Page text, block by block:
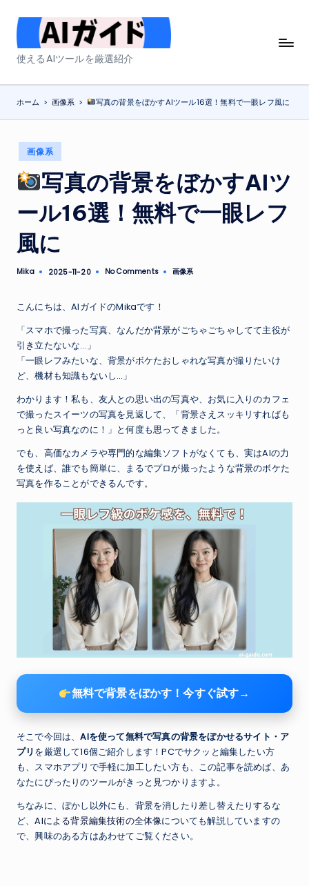
Skip
content
A
ガ
イ
ド
使えるAIツールを厳選紹介
ホーム > 画像系 > 写真の背景をぼかすAIツール16選！無料で一眼レフ風に
Posted
in
画像系
写真の背景をぼかすAIツ
ール16選！無料で一眼レフ
風に
Posted
Mika 2025-11-20 No Comments
Posted
画像系
こんにちは、AIガイドのMikaです！
「スマホで撮った写真、なんだか背景がごちゃごちゃしてて主役が
引き立たないな…」
「一眼レフみたいな、背景がボケたおしゃれな写真が撮りたいけ
ど、機材も知識もないし…」
わかります！私も、友人との思い出の写真や、お気に入りのカフェ
で撮ったスイーツの写真を見返して、「背景さえスッキリすればも
っと良い写真なのに！」と何度も思ってきました。
でも、高価なカメラや専門的な編集ソフトがなくても、実はAIの力
を使えば、誰でも簡単に、まるでプロが撮ったような背景のボケた
写真を作ることができるんです。
無料で背景をぼかす！今すぐ試す→
そこで今回は、AIを使って無料で写真の背景をぼかせるサイト・ア
プリを厳選して16個ご紹介します！PCでサクッと編集したい方
も、スマホアプリで手軽に加工したい方も、この記事を読めば、あ
なたにぴったりのツールがきっと見つかりますよ。
ちなみに、ぼかし以外にも、背景を消したり差し替えたりするな
ど、AIによる背景編集技術の全体像についても解説していますの
で、興味のある方はあわせてご覧ください。